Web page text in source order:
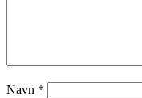
Navn *